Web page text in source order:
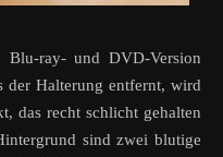
Blu-ray- und DVD-Version
der Halterung entfernt, wird
das recht schlicht gehalten
sind zwei blutige